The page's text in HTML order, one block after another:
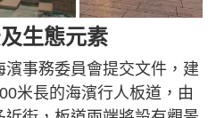
生態元素
事務委員會提交文件，建
米長的海濱行人板道，由